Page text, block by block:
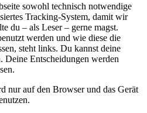
sowohl technisch notwendige
Tracking-System, damit wir
du – als Leser – gerne magst.
werden und wie diese die
steht links. Du kannst deine
Deine Entscheidungen werden
nur auf den Browser und das Gerät